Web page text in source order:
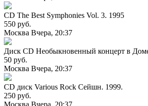
CD The Best Symphonies Vol. 3. 1995
550 руб.
Москва Вчера, 20:37
Диск CD Необыкновенный концерт в
50 руб.
Москва Вчера, 20:37
CD диск Various Rock Сейшн. 1999.
250 руб.
Москва Вчера, 20:37